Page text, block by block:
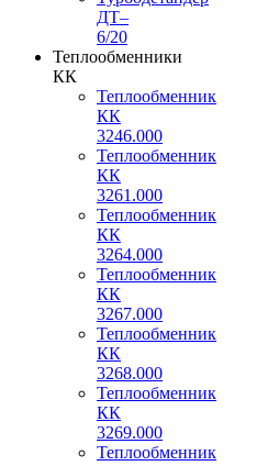
ДТ–
6/20
Теплообменники
КК
Теплообменник
КК
3246.000
Теплообменник
КК
3261.000
Теплообменник
КК
3264.000
Теплообменник
КК
3267.000
Теплообменник
КК
3268.000
Теплообменник
КК
3269.000
Теплообменник